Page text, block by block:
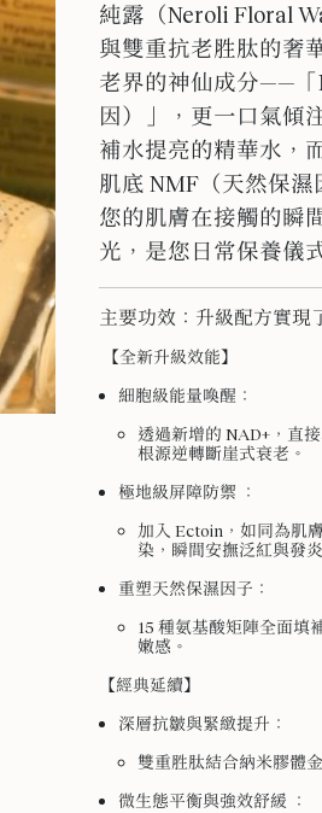
純露（Neroli Floral
與雙重抗老胜肽的奢
老界的神仙成分——「
因）」，更一口氣傾
補水提亮的精華水，
肌底 NMF（天然保
您的肌膚在接觸的瞬
光，是您日常保養儀
主要功效：升級配方實現
【全新升級效能】
細胞級能量喚醒：
透過新增的 NAD+，直
根源逆轉斷崖式衰老。
極地級屏障防禦 ：
加入 Ectoin，如同為肌
染，瞬間安撫泛紅與發炎
重塑天然保濕因子：
15 種氨基酸矩陣全面填
嫩感。
【經典延續】
深層抗皺與緊緻提升：
雙重胜肽結合納米膠體
微生態平衡與強效舒緩 ：